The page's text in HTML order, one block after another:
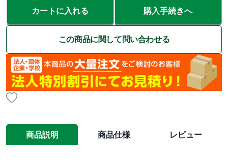
カートに入れる 購入手続きへ
この商品に関して問い合わせる
商品説明 商品仕様 レビュー